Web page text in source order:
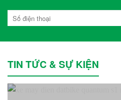
TIN TỨC & SỰ KIỆN